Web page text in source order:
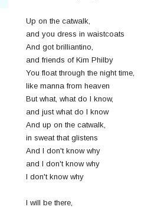
Up on the catwalk,
and you dress in waistcoats
And got brilliantino,
and friends of Kim Philby
You float through the night time,
like manna from heaven
But what, what do I know,
and just what do I know
And up on the catwalk,
in sweat that glistens
And I don't know why
and I don't know why
I don't know why
I will be there,